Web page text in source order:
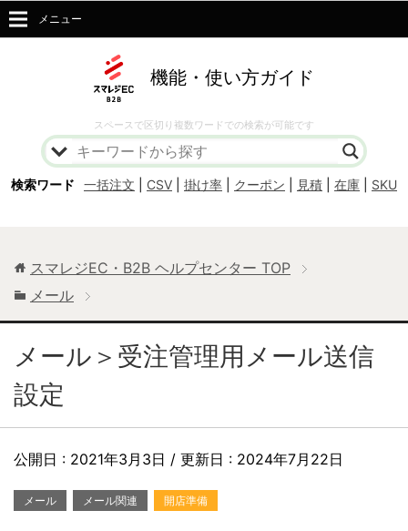
機能・使い方ガイド
スペースで区切り複数ワードでの検索が可能です
検索ワード 一括注文 CSV 掛け率 クーポン 見積 在庫 SKU
メニュー
スマレジEC・B2B ヘルプセンター TOP
メール
メール＞受注管理用メール送信
設定
公開日 : 2021年3月3日 / 更新日 : 2024年7月22日
メール メール関連 開店準備